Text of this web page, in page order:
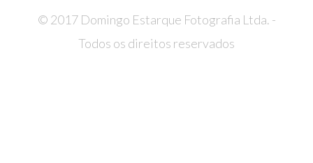
© 2017 Domingo Estarque Fotografia Ltda. -
Todos os direitos reservados